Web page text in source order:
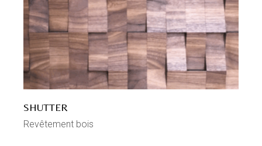
SHUTTER
Revêtement bois